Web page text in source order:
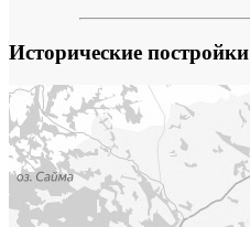
Исторические постройки